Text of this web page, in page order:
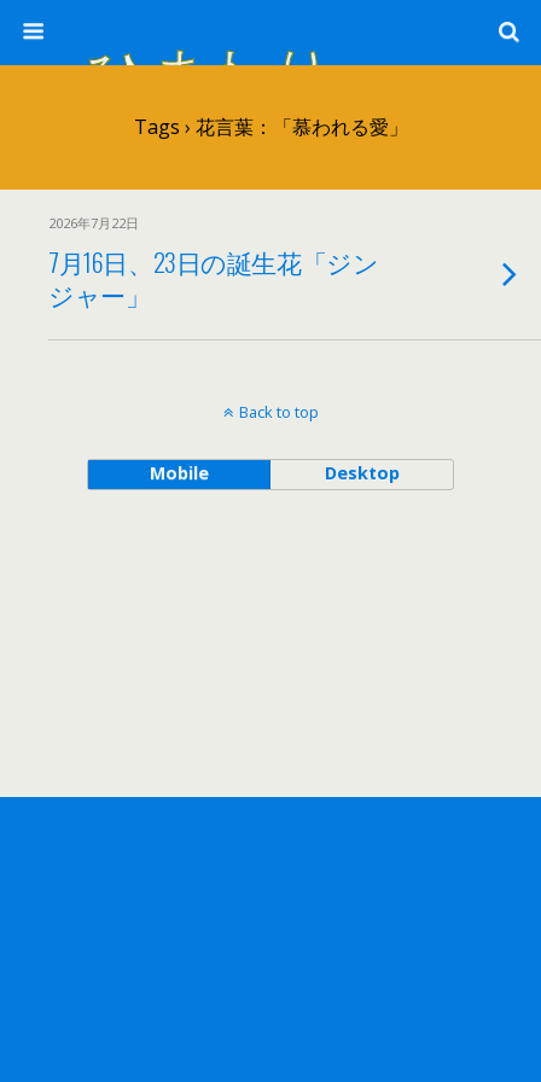
ひまわり畑 sunflower-field
Tags › 花言葉：「慕われる愛」
2026年7月22日
7月16日、23日の誕生花「ジン
ジャー」
Back to top
Mobile Desktop